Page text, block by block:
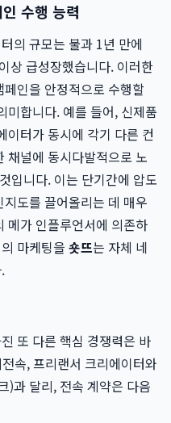
수행 능력
의 규모는 불과 1년 만에
상 급성장했습니다. 이러한
인을 안정적으로 수행할
미합니다. 예를 들어, 신제품
이터가 동시에 각기 다른 컨
채널에 동시다발적으로 노
입니다. 이는 단기간에 압도
도를 끌어올리는 데 매우
메가 인플루언서에 의존하
마케팅을 숏뜨는 자체 네
또 다른 핵심 경쟁력은 바
속, 프리랜서 크리에이터와
)과 달리, 전속 계약은 다음